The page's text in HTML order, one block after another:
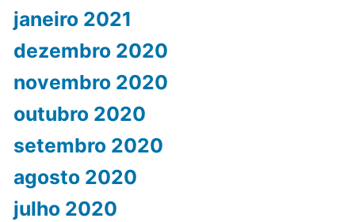
janeiro 2021
dezembro 2020
novembro 2020
outubro 2020
setembro 2020
agosto 2020
julho 2020